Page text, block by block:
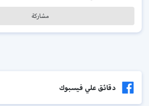
مشاركة
دقائق علي فيسبوك